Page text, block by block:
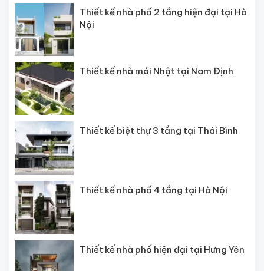
Thiết kế nhà phố 2 tầng hiện đại tại Hà
Nội
Thiết kế nhà mái Nhật tại Nam Định
Thiết kế biệt thự 3 tầng tại Thái Bình
Thiết kế nhà phố 4 tầng tại Hà Nội
Thiết kế nhà phố hiện đại tại Hưng Yên